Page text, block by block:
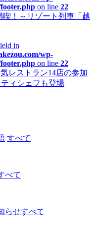
on line 22
喫！～リゾート列車「越
in
wp-
on line 22
レストラン14店の参加
ィシェフも登場
すべて
べて
らせすべて